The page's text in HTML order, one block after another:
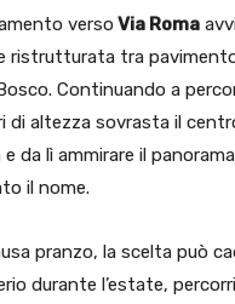
verso Via Roma
ristrutturata tra
Continuando a
di altezza sovrasta il
da lì ammirare il
il nome.
pranzo, la scelta può
durante l’estate,